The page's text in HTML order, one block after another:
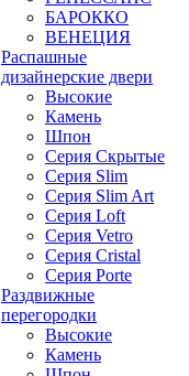
БАРОККО
ВЕНЕЦИЯ
Распашные
дизайнерские двери
Высокие
Камень
Шпон
Серия Скрытые
Серия Slim
Серия Slim Art
Серия Loft
Серия Vetro
Серия Cristal
Серия Porte
Раздвижные
перегородки
Высокие
Камень